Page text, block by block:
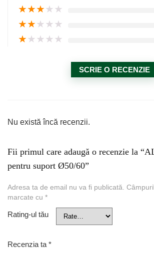
★★★★★
★★★★★
★★★★★
SCRIE O RECENZIE
Nu există încă recenzii.
Fii primul care adaugă o recenzie la
pentru suport Ø50/60”
Adresa ta de email nu va fi publicată.
marcate cu *
Rating-ul tău
Recenzia ta *